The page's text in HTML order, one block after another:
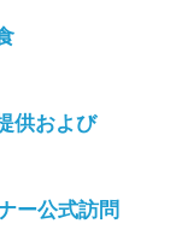
供および
ー公式訪問